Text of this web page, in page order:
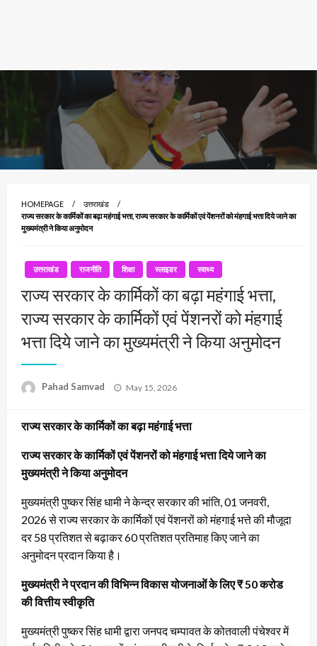
HOMEPAGE
उत्तराखंड
राज्य सरकार के कार्मिकों का बढ़ा महंगाई भत्ता, राज्य सरकार के कार्मिकों एवं पेंशनरों को मंहगाई भत्ता दिये जाने का
मुख्यमंत्री ने किया अनुमोदन
उत्तराखंड राजनीति शिक्षा स्लाइडर स्वाथ्य
राज्य सरकार के कार्मिकों का बढ़ा महंगाई भत्ता,
राज्य सरकार के कार्मिकों एवं पेंशनरों को मंहगाई
भत्ता दिये जाने का मुख्यमंत्री ने किया अनुमोदन
Pahad Samvad
Posted
May 15, 2026
राज्य सरकार के कार्मिकों का बढ़ा महंगाई भत्ता
राज्य सरकार के कार्मिकों एवं पेंशनरों को मंहगाई भत्ता दिये जाने का
मुख्यमंत्री ने किया अनुमोदन
मुख्यमंत्री पुष्कर सिंह धामी ने केन्द्र सरकार की भांति, 01 जनवरी,
2026 से राज्य सरकार के कार्मिकों एवं पेंशनरों को मंहगाई भत्ते की मौजूदा
दर 58 प्रतिशत से बढ़ाकर 60 प्रतिशत प्रतिमाह किए जाने का
अनुमोदन प्रदान किया है।
मुख्यमंत्री ने प्रदान की विभिन्न विकास योजनाओं के लिए ₹ 50 करोड
की वित्तीय स्वीकृति
मुख्यमंत्री पुष्कर सिंह धामी द्वारा जनपद चम्पावत के कोतवाली पंचेश्वर में